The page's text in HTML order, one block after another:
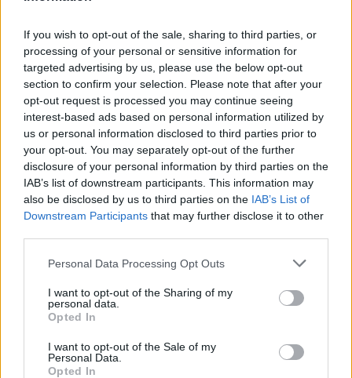
If you wish to opt-out of the sale, sharing to third parties, or
processing of your personal or sensitive information for
targeted advertising by us, please use the below opt-out
section to confirm your selection. Please note that after your
opt-out request is processed you may continue seeing
interest-based ads based on personal information utilized by
us or personal information disclosed to third parties prior to
your opt-out. You may separately opt-out of the further
disclosure of your personal information by third parties on the
IAB’s list of downstream participants. This information may
also be disclosed by us to third parties on the IAB’s List of
Downstream Participants that may further disclose it to other
Personal Data Processing Opt Outs
I want to opt-out of the Sharing of my
personal data.
Opted In
I want to opt-out of the Sale of my
Personal Data.
Opted In
Pracovní nabídky
07.08.2026 - Bosch Powertrain s.r.o. Jihlava • linkový střídač • mzda
48.400 Kč • příspěvek na ubytování (Jihlava, okres Jihlava)
07.08.2026 -Bosch Powertrain s.r.o. Jihlava • obsluha CNC strojů •
48.400 Kč • náborový bonus 50.000 Kč • příspěvek na ubytování
okres Jihlava)
07.08.2026 -Specialista pro elektronická zařízení údržby (m/ž) (tř.
Klementa 869, Mladá Boleslav II)
06.08.2026 -Bosch Powertrain s.r.o. Jihlava • CNC operátor• mzda
Kč • náborový bonus 50.000 Kč • příspěvek na ubytování (Jihlava,
Jihlava)
06.08.2026 -Bosch Powertrain s.r.o. • montážní dělník • mzda 44.700
týdenní zálohy na mzdu 2.000 Kč (Jihlava, okres Jihlava)
... další nabídky zaměstnání